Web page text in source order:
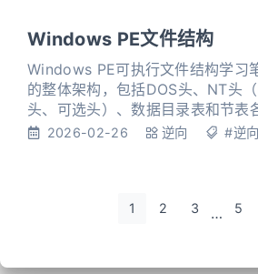
Windows PE文件结构
Windows PE可执行文件结构学习
的整体架构，包括DOS头、NT头
头、可选头）、数据目录表和节表
用。2026-02-26 逆向 #逆向
1 2 3 … 5